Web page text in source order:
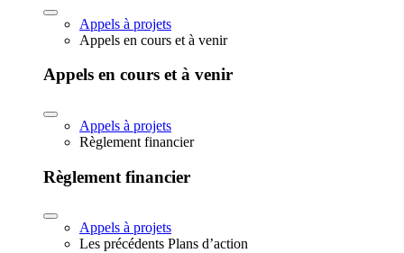
Appels à projets
Appels en cours et à venir
Appels en cours et à venir
Appels à projets
Règlement financier
Règlement financier
Appels à projets
Les précédents Plans d’action